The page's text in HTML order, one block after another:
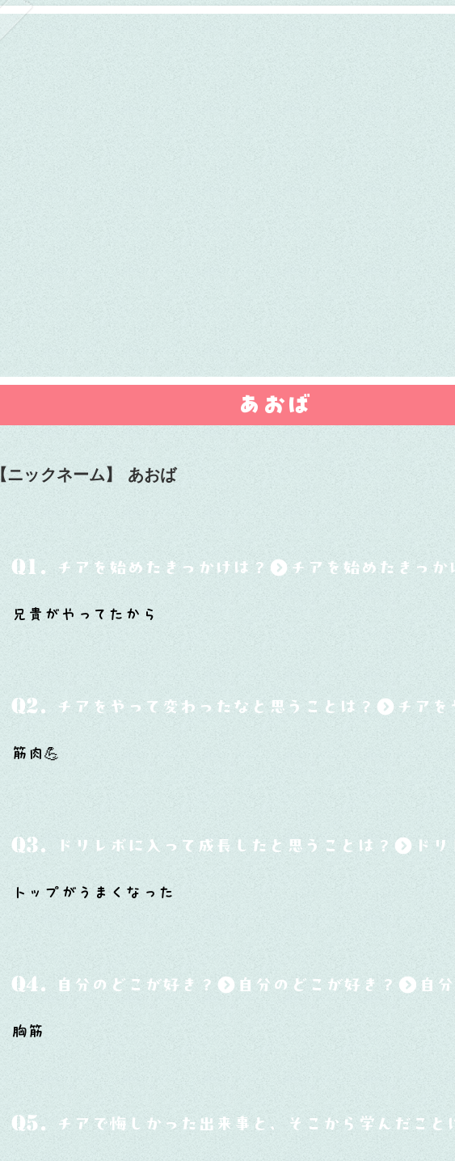
あおば
【ニックネーム】 あおば
Q1. チアを始めたきっかけは？
兄貴がやってたから
Q2. チアをやって変わったなと思うことは？
筋肉💪
Q3. ドリレボに入って成長したと思うことは？
トップがうまくなった
Q4. 自分のどこが好き？
胸筋
Q5. チアで悔しかった出来事と、そこから学んだこと